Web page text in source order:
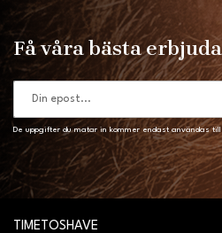
Få våra bästa
De uppgifter du matar in kommer endast användas
TIMETOSHAVE